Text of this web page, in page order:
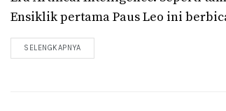
Ensiklik pertama Paus Leo ini
SELENGKAPNYA